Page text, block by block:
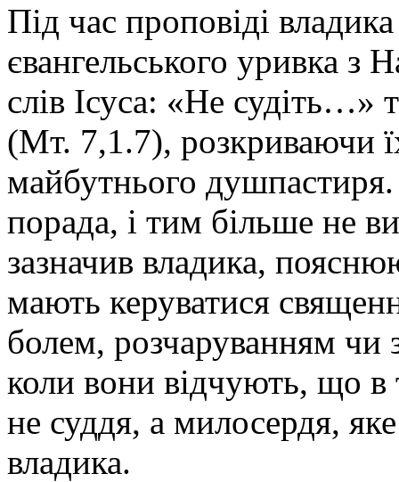
Під час проповіді
євангельського уривка з
слів Ісуса: «Не судіть…»
(Мт. 7,1.7), розкриваючи
майбутнього
порада, і тим більше не
зазначив владика,
мають керуватися
болем, розчаруванням чи
коли вони відчують, що в
не суддя, а милосердя,
владика.